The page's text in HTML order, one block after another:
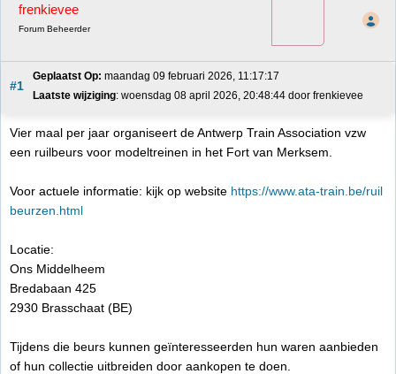
frenkievee
Forum Beheerder
#1
Geplaatst Op: maandag 09 februari 2026, 11:17:17
Laatste wijziging: woensdag 08 april 2026, 20:48:44 door frenkievee
Vier maal per jaar organiseert de Antwerp Train Association vzw
een ruilbeurs voor modeltreinen in het Fort van Merksem.
Voor actuele informatie: kijk op website https://www.ata-train.be/ruil
beurzen.html
Locatie:
Ons Middelheem
Bredabaan 425
2930 Brasschaat (BE)
Tijdens die beurs kunnen geïnteresseerden hun waren aanbieden
of hun collectie uitbreiden door aankopen te doen.